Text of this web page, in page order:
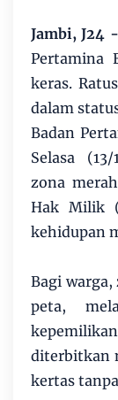
Jambi, J24 -
Pertamina
keras.
dalam
Badan
Selasa
zona
Hak Milik
kehidupan
Bagi
peta,
diterbitkan
kertas